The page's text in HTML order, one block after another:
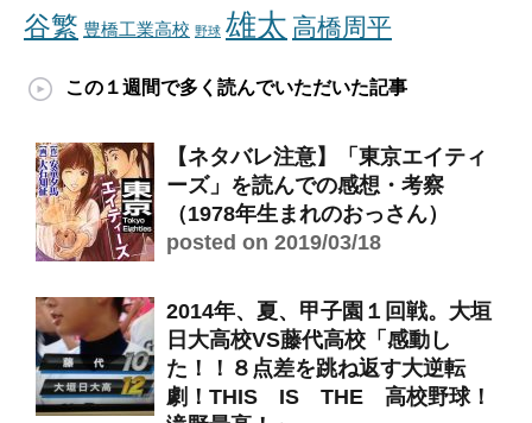
谷繁 豊橋工業高校 野球 雄太 高橋周平
この１週間で多く読んでいただいた記事
【ネタバレ注意】「東京エイティ
ーズ」を読んでの感想・考察
（1978年生まれのおっさん）
posted on 2019/03/18
2014年、夏、甲子園１回戦。大垣
日大高校VS藤代高校「感動し
た！！８点差を跳ね返す大逆転
劇！THIS IS THE 高校野球！